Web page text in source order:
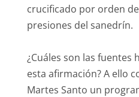
crucificado por orden
presiones del sanedrín.
¿Cuáles son las fuentes
esta afirmación? A ello
Martes Santo un